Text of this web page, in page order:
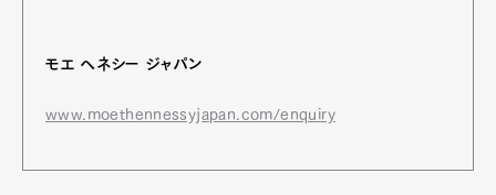
モエ ヘネシー ジャパン
www.moethennessyjapan.com/enquiry